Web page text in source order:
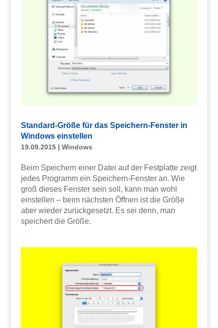
Standard-Größe für das Speichern-Fenster in
Windows einstellen
19.09.2015| Windows
Beim Speichern einer Datei auf der Festplatte zeigt
jedes Programm ein Speichern-Fenster an. Wie
groß dieses Fenster sein soll, kann man wohl
einstellen – beim nächsten Öffnen ist die Größe
aber wieder zurückgesetzt. Es sei denn, man
speichert die Größe.